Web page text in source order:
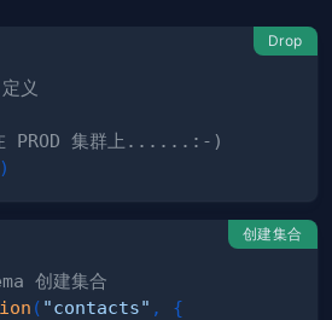
Drop
义
PROD 集群上......:-)
)
创建集合
创建集合
( "contacts" ,
{